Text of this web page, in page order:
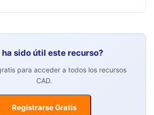
ha sido útil este recurso?
para acceder a todos los recursos
CAD.
Registrarse Gratis